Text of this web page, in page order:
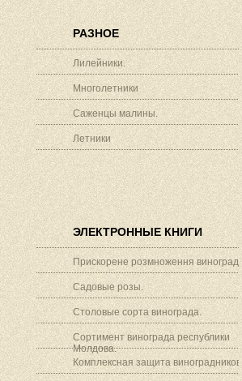
РАЗНОЕ
Лилейники.
Многолетники
Саженцы малины.
Летники
ЭЛЕКТРОННЫЕ КНИГИ
Прискорене розмноження винограду.
Садовые розы.
Столовые сорта винограда.
Сортимент винограда республики
Молдова.
Комплексная защита виноградников.